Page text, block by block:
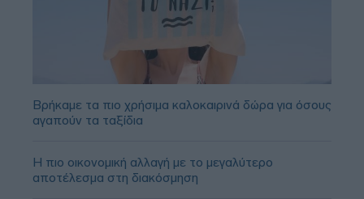
Βρήκαμε τα πιο χρήσιμα καλοκαιρινά δώρα για όσους
αγαπούν τα ταξίδια
Η πιο οικονομική αλλαγή με το μεγαλύτερο
αποτέλεσμα στη διακόσμηση